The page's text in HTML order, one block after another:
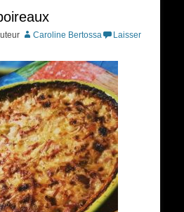
Caroline Bertossa
Laisser